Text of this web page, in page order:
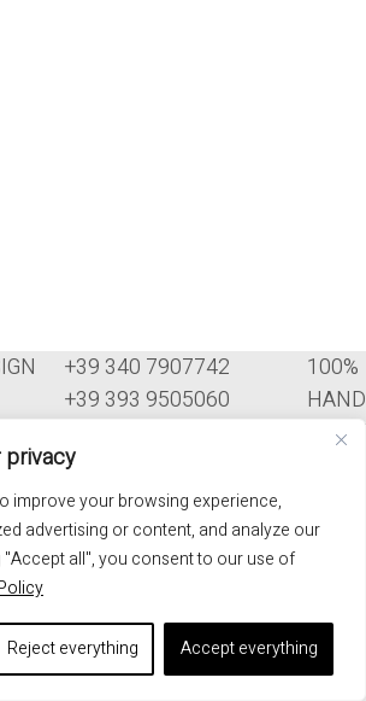
privacy
improve your browsing experience,
advertising or content, and analyze our
all", you consent to our use of
Reject everything Accept everything
+39 340 7907742
+39 393 9505060
TERMINI E
CONDIZIONI DI
VENDITA
PRIVACY
100%
HAND
MADE
| P.I. 01576340937